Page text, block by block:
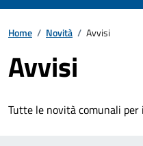
Home / Novità / Avvisi
Avvisi
Tutte le novità comunali